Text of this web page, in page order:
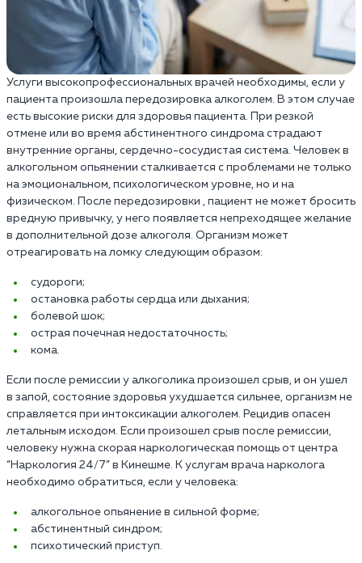
Услуги высокопрофессиональных врачей необходимы, если у
пациента произошла передозировка алкоголем. В этом случае
есть высокие риски для здоровья пациента. При резкой
отмене или во время абстинентного синдрома страдают
внутренние органы, сердечно-сосудистая система. Человек в
алкогольном опьянении сталкивается с проблемами не только
на эмоциональном, психологическом уровне, но и на
физическом. После передозировки , пациент не может бросить
вредную привычку, у него появляется непреходящее желание
в дополнительной дозе алкоголя. Организм может
отреагировать на ломку следующим образом:
cудороги;
остановка работы сердца или дыхания;
болевой шок;
острая почечная недостаточность;
кома.
Если после ремиссии у алкоголика произошел срыв, и он ушел
в запой, состояние здоровья ухудшается сильнее, организм не
справляется при интоксикации алкоголем. Рецидив опасен
летальным исходом. Если произошел срыв после ремиссии,
человеку нужна скорая наркологическая помощь от центра
“Наркология 24/7” в Кинешме. К услугам врача нарколога
необходимо обратиться, если у человека:
алкогольное опьянение в сильной форме;
абстинентный синдром;
психотический приступ.